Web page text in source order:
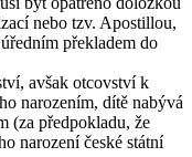
nebo tzv. Apostillou,
překladem do
avšak otcovství k
narozením, dítě nabývá
(za předpokladu, že
narození české státní